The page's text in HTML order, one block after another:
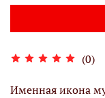
(0)
Именная икона